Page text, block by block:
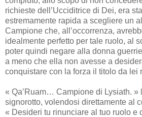
richieste dell’Ucciditrice di Dei, era
estremamente rapida a scegliere un
Campione che, all’occorrenza,
idealmente perfetto per tale ruolo, al
poter quindi negare alla donna
a meno che ella non avesse a
conquistare con la forza il titolo da lei
« Qa’Ruam… Campione di Lysiath. »
signorotto, volendosi direttamente al
« Desideri tu rinunciare al tuo ruolo e